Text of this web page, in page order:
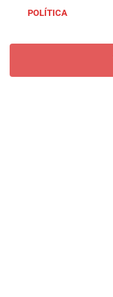
POLÍTICA